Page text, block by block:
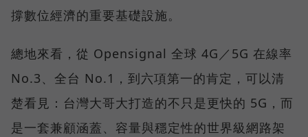
撐數位經濟的重要基礎設施。
總地來看，從 Opensignal 全球 4G／5G 在線率
No.3、全台 No.1，到六項第一的肯定，可以清
楚看見：台灣大哥大打造的不只是更快的 5G，而
是一套兼顧涵蓋、容量與穩定性的世界級網路架